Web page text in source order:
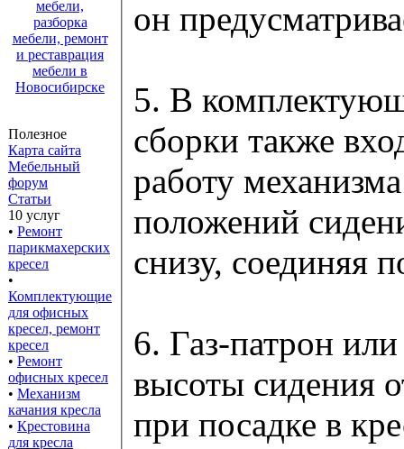
Полезное
Карта сайта
Мебельный
форум
Статьи
10 услуг
• Ремонт
парикмахерских
кресел
•
Комплектующие
для офисных
кресел, ремонт
кресел
• Ремонт
офисных кресел
• Механизм
качания кресла
• Крестовина
для кресла
он
5. В
сборки также
работу
положений
снизу, соединяя
6. Газ-патрон
высоты сидения
при посадке в